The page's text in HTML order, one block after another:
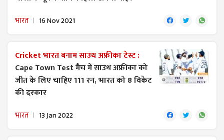
भारत 16 Nov 2021
Cricket भारत बनाम साउथ अफ्रीका टेस्ट :
Cape Town Test मैच में साउथ अफ्रीका को
जीत के लिए चाहिए 111 रन, भारत को 8 विकेट
की दरकार
भारत 13 Jan 2022